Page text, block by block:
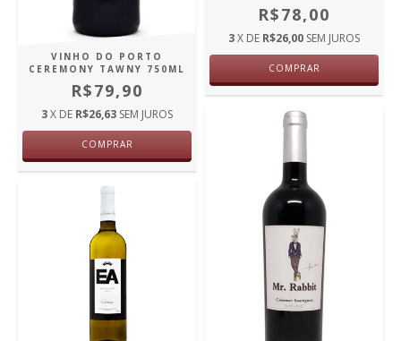
VINHO DO PORTO
CEREMONY TAWNY 750ML
R$79,90
3X DE R$26,63 SEM JUROS
COMPRAR
R$78,00
3X DE R$26,00 SEM JUROS
COMPRAR